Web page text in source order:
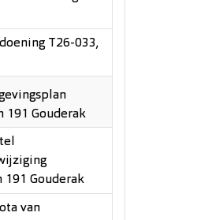
T26-033,
191 Gouderak
Gouderak
van